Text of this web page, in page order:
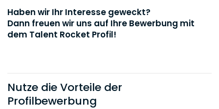
Haben wir Ihr Interesse geweckt?
Dann freuen wir uns auf Ihre Bewerbung mit
dem Talent Rocket Profil!
Nutze die Vorteile der
Profilbewerbung